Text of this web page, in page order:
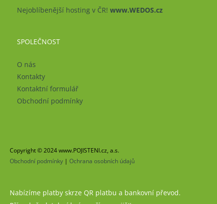
Nejoblíbenější hosting v ČR! www.WEDOS.cz
SPOLEČNOST
O nás
Kontakty
Kontaktní formulář
Obchodní podmínky
Copyright © 2024 www.POJISTENI.cz, a.s.
Obchodní podmínky | Ochrana osobních údajů
Nabízíme platby skrze QR platbu a bankovní převod.